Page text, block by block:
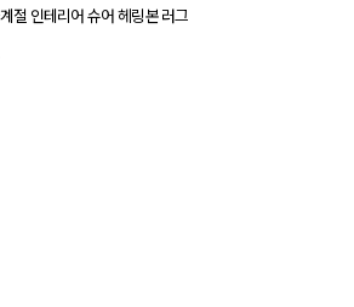
절 인테리어 슈어 헤링본 러그